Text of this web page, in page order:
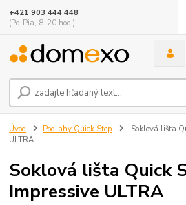
+421 903 444 448
(Po-Pia, 8-20 hod.)
Úvod Podlahy Quick Step
Soklová lišta
ULTRA
Soklová lišta Quick
Impressive ULTRA